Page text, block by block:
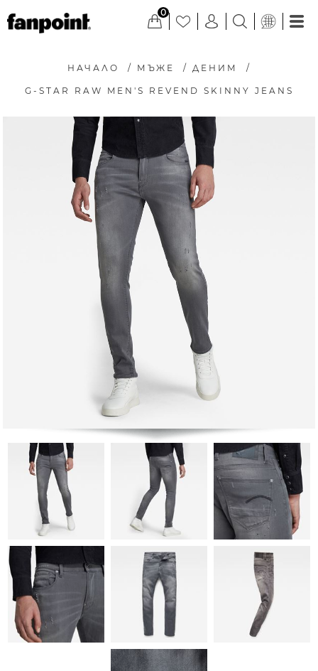
0
НАЧАЛО / МЪЖЕ / ДЕНИМ /
G-STAR RAW MEN'S REVEND SKINNY JEANS